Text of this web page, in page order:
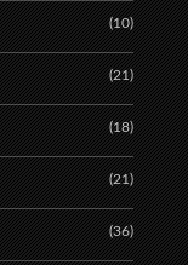
(10)
(21)
(18)
(21)
(36)